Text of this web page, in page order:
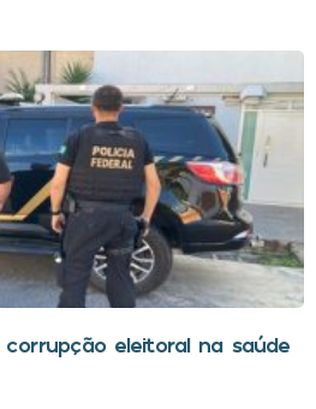
eleitoral na saúde